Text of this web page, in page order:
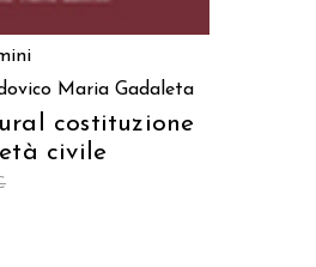
Maria Gadaleta
costituzione
civile